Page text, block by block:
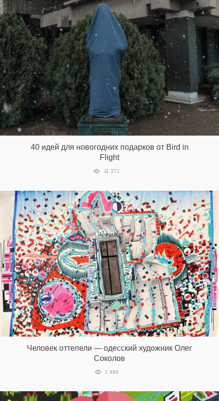
40 идей для новогодних подарков от Bird in
Flight
11 271
Человек оттепели — одесский художник Олег
Соколов
1 885